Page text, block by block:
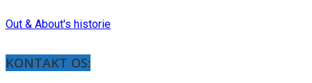
Out & About's historie
KONTAKT OS: